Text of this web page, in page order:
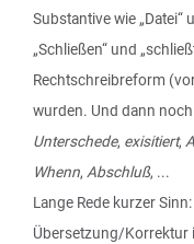
Substantive wie „Datei“
„Schließen“ und
Rechtschreibreform
wurden. Und dann
Unterschede, exisitiert,
Whenn, Abschluß, ...
Lange Rede kurzer
Übersetzung/Korrektur